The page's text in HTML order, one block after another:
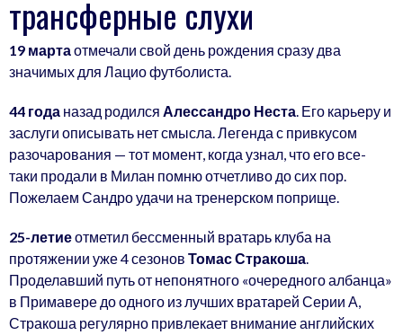
трансферные слухи
19 мартаотмечали свой день рождения сразу два
значимых для Лацио футболиста.
44 года назад родился Алессандро Неста. Его карьеру и
заслуги описывать нет смысла. Легенда с привкусом
разочарования — тот момент, когда узнал, что его все-
таки продали в Милан помню отчетливо до сих пор.
Пожелаем Сандро удачи на тренерском поприще.
25-летиеотметил бессменный вратарь клуба на
протяжении уже 4 сезонов Томас Стракоша.
Проделавший путь от непонятного «очередного албанца»
в Примавере до одного из лучших вратарей Серии А,
Стракоша регулярно привлекает внимание английских